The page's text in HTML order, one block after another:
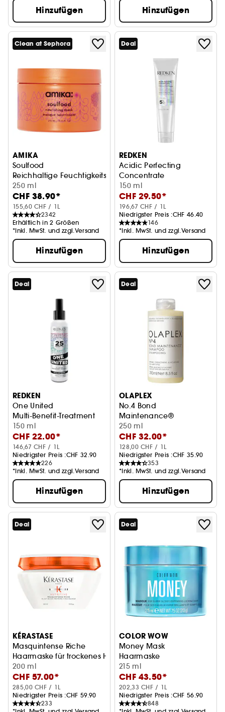
Hinzufügen Hinzufügen
Clean at Sephora
AMIKA
Soulfood
Reichhaltige Feuchtigkeitsmaske
250 ml
CHF 38.90*
155,60 CHF / 1L
2342
Erhältlich in 2 Größen
*Inkl. MwSt. und zzgl.Versand
Hinzufügen
Deal
REDKEN
Acidic Perfecting
Concentrate
Leave-In Treatment
150 ml
CHF 29.50*
196,67 CHF / 1L
Niedrigster Preis :CHF 46.40
146
*Inkl. MwSt. und zzgl.Versand
Hinzufügen
Deal
REDKEN
One United
Multi-Benefit-Treatment
150 ml
CHF 22.00*
146,67 CHF / 1L
Niedrigster Preis :CHF 32.90
226
*Inkl. MwSt. und zzgl.Versand
Hinzufügen
Deal
OLAPLEX
No.4 Bond
Maintenance®
Shampoo
250 ml
CHF 32.00*
128,00 CHF / 1L
Niedrigster Preis :CHF 35.90
353
*Inkl. MwSt. und zzgl.Versand
Hinzufügen
Deal
KÉRASTASE
Masquintense Riche
Haarmaske für trockenes Haar
200 ml
CHF 57.00*
285,00 CHF / 1L
Niedrigster Preis :CHF 59.90
233
Deal
COLOR WOW
Money Mask
Haarmaske
215 ml
CHF 43.50*
202,33 CHF / 1L
Niedrigster Preis :CHF 56.90
848